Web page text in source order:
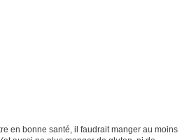
en bonne santé, il faudrait manger au moins